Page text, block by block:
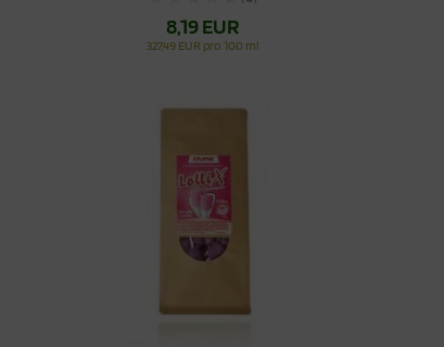
8,19 EUR
327,49 EUR pro 100 ml